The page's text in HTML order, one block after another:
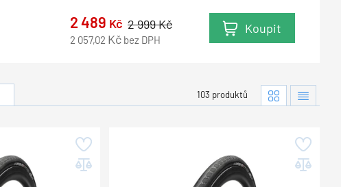
2 489 Kč 2 999Kč
2 057,02 Kč bez DPH
Koupit
103 produktů